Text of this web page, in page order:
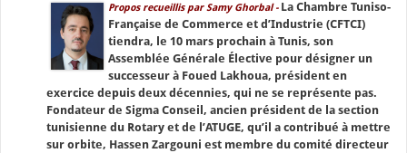
Propos recueillis par Samy Ghorbal - La Chambre Tuniso-
Française de Commerce et d’Industrie (CFTCI)
tiendra, le 10 mars prochain à Tunis, son
Assemblée Générale Élective pour désigner un
successeur à Foued Lakhoua, président en
exercice depuis deux décennies, qui ne se représente pas.
Fondateur de Sigma Conseil, ancien président de la section
tunisienne du Rotary et de l’ATUGE, qu’il a contribué à mettre
sur orbite, Hassen Zargouni est membre du comité directeur